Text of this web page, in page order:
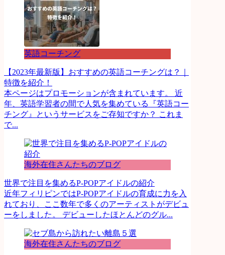
英語コーチング
【2023年最新版】おすすめの英語コーチングは？｜
特徴を紹介！
本ページはプロモーションが含まれています。 近
年、英語学習者の間で人気を集めている『英語コー
チング』というサービスをご存知ですか？ これま
で...
海外在住さんたちのブログ
世界で注目を集めるP-POPアイドルの紹介
近年フィリピンではP-POPアイドルの育成に力を入
れており、ここ数年で多くのアーティストがデビュ
ーをしました。 デビューしたほとんどのグル...
海外在住さんたちのブログ